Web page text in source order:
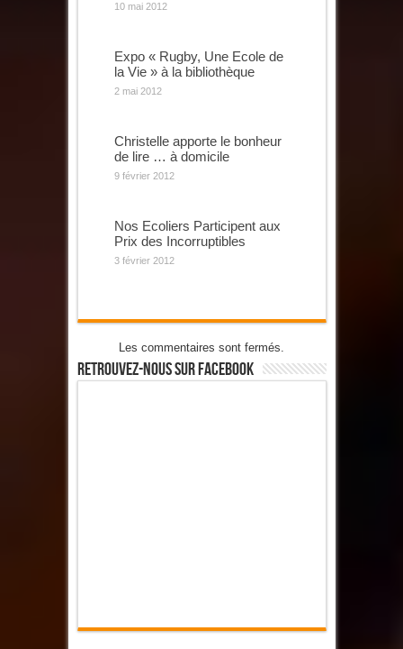
10 mai 2012
Expo « Rugby, Une Ecole de
la Vie » à la bibliothèque
2 mai 2012
Christelle apporte le bonheur
de lire … à domicile
9 février 2012
Nos Ecoliers Participent aux
Prix des Incorruptibles
3 février 2012
Les commentaires sont fermés.
Retrouvez-Nous Sur Facebook